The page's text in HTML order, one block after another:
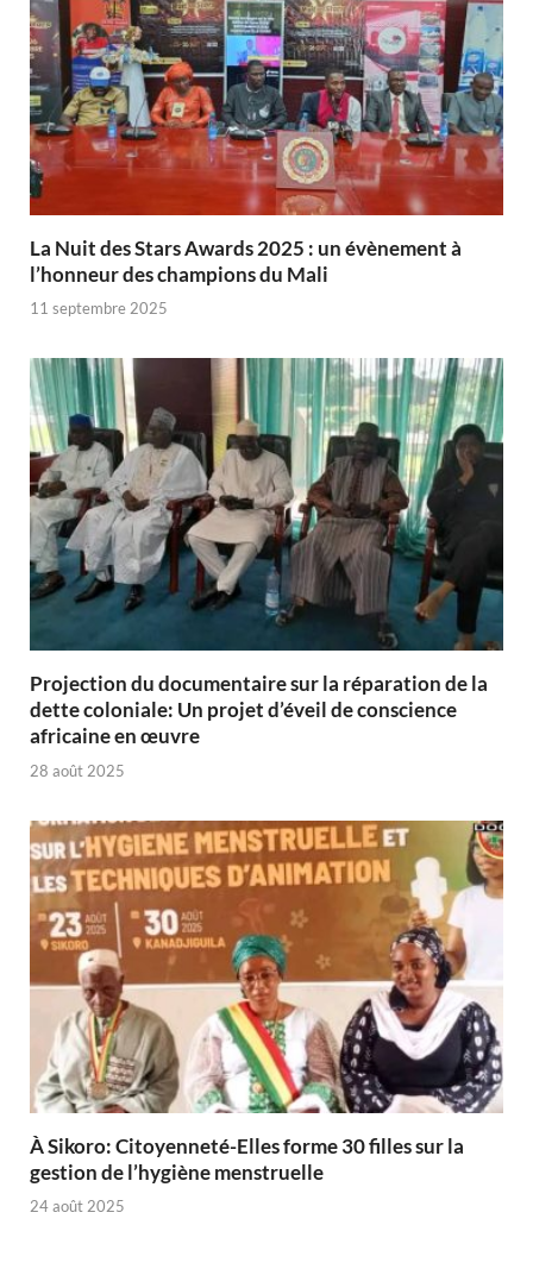
‎La Nuit des Stars Awards 2025 : un évènement à
l’honneur des champions du Mali
11 septembre 2025
Projection du documentaire sur la réparation de la
dette coloniale: Un projet d’éveil de conscience
africaine en œuvre‎
28 août 2025
À Sikoro: Citoyenneté-Elles forme 30 filles sur la
gestion de l’hygiène menstruelle
24 août 2025